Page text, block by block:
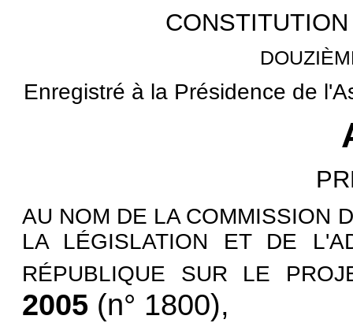
Enregistré à la Présidence de
AU NOM DE LA COMMISSION
LA LÉGISLATION ET DE
RÉPUBLIQUE SUR LE
2005 (n° 1800),